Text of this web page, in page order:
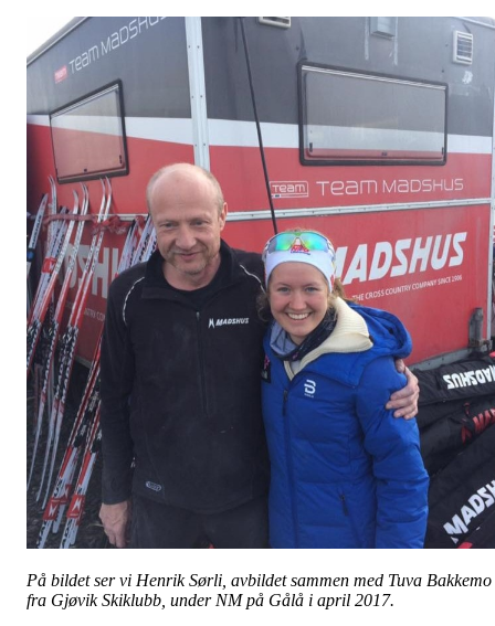
På bildet ser vi Henrik Sørli, avbildet sammen med Tuva Bakkemo
fra Gjøvik Skiklubb, under NM på Gålå i april 2017.